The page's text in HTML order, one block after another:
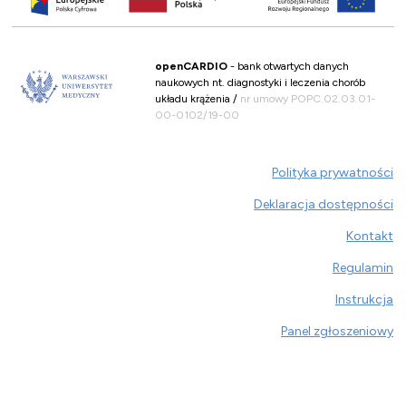
openCARDIO - bank otwartych danych
naukowych nt. diagnostyki i leczenia chorób
układu krążenia / nr umowy POPC.02.03.01-
00-0102/19-00
Polityka prywatności
Deklaracja dostępności
Kontakt
Regulamin
Instrukcja
Panel zgłoszeniowy